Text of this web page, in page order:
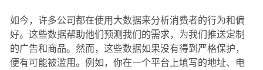
如今，许多公司都在使用大数据来分析消费者的行为和偏
好。这些数据帮助他们预测我们的需求，为我们推送定制
的广告和商品。然而，这些数据如果没有得到严格保护，
便有可能被滥用。例如，你在一个平台上填写的地址、电